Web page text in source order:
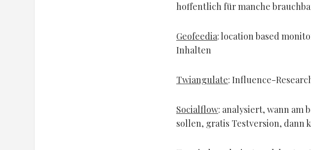
hoffentlich für manche
Geofeedia: location based
Inhalten
Twiangulate: Influence-
Socialflow: analysiert, wann am
sollen, gratis Testversion, dann